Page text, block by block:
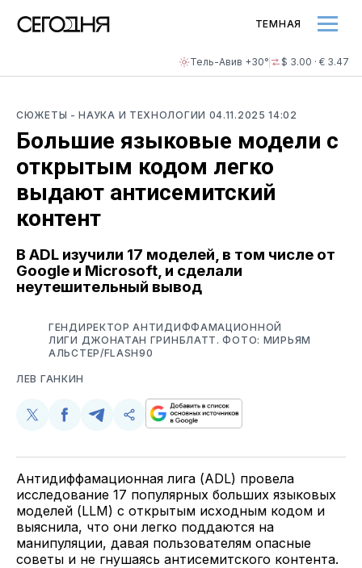
Тель-Авив +30° $ 3.00 · € 3.47
ТЕМНАЯ
СЮЖЕТЫ - НАУКА И ТЕХНОЛОГИИ 04.11.2025 14:02
Большие языковые модели с
открытым кодом легко
выдают антисемитский
контент
В ADL изучили 17 моделей, в том числе от
Google и Microsoft, и сделали
неутешительный вывод
ГЕНДИРЕКТОР АНТИДИФФАМАЦИОННОЙ
ЛИГИ ДЖОНАТАН ГРИНБЛАТТ. ФОТО: МИРЬЯМ
АЛЬСТЕР/FLASH90
ЛЕВ ГАНКИН
Поделиться
Twitter
Поделиться
Facebook
Поделиться
Telegram
Скопируйте
поделитесь
Антидиффамационная лига (ADL) провела
исследование 17 популярных больших языковых
моделей (LLM) с открытым исходным кодом и
выяснила, что они легко поддаются на
манипуляции, давая пользователям опасные
советы и не гнушаясь антисемитского контента.